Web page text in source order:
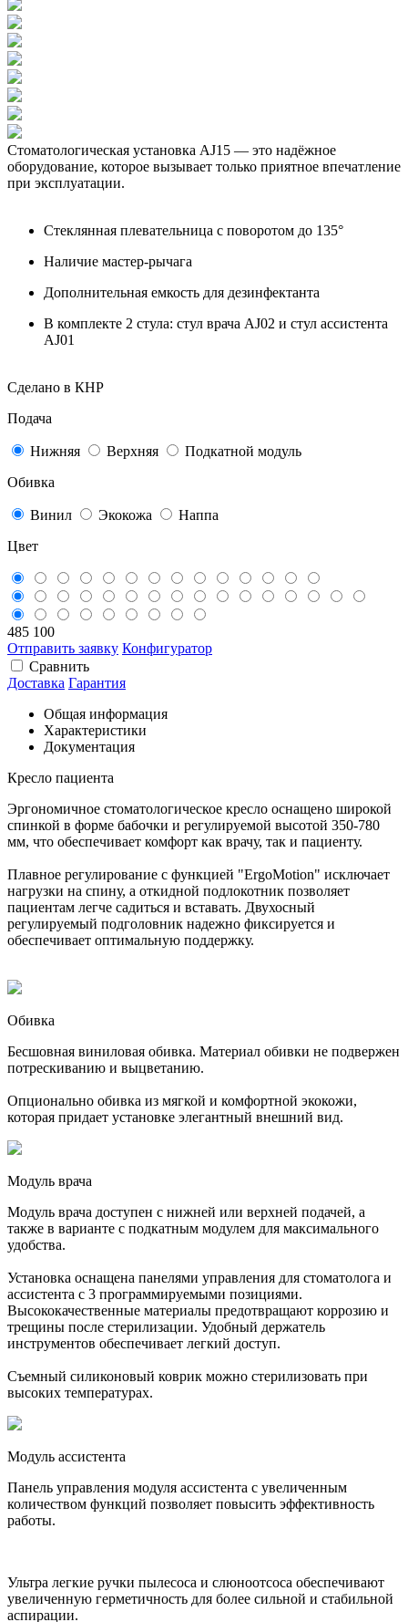
Стоматологическая установка AJ15 — это надёжное
оборудование, которое вызывает только приятное впечатление
при эксплуатации.
Стеклянная плевательница с поворотом до 135°
Наличие мастер-рычага
Дополнительная емкость для дезинфектанта
В комплекте 2 стула: стул врача AJ02 и стул ассистента
AJ01
Сделано в КНР
Подача
Нижняя Верхняя
Подкатной модуль
Обивка
Винил Экокожа
Наппа
Цвет
485 100
Отправить заявку Конфигуратор
Сравнить
Доставка Гарантия
Общая информация
Характеристики
Документация
Кресло пациента
Эргономичное стоматологическое кресло оснащено широкой
спинкой в форме бабочки и регулируемой высотой 350-780
мм, что обеспечивает комфорт как врачу, так и пациенту.
Плавное регулирование с функцией "ErgoMotion" исключает
нагрузки на спину, а откидной подлокотник позволяет
пациентам легче садиться и вставать. Двухосный
регулируемый подголовник надежно фиксируется и
обеспечивает оптимальную поддержку.
Обивка
Бесшовная виниловая обивка. Материал обивки не подвержен
потрескиванию и выцветанию.
Опционально обивка из мягкой и комфортной экокожи,
которая придает установке элегантный внешний вид.
Модуль врача
Модуль врача доступен с нижней или верхней подачей, а
также в варианте с подкатным модулем для максимального
удобства.
Установка оснащена панелями управления для стоматолога и
ассистента с 3 программируемыми позициями.
Высококачественные материалы предотвращают коррозию и
трещины после стерилизации. Удобный держатель
инструментов обеспечивает легкий доступ.
Съемный силиконовый коврик можно стерилизовать при
высоких температурах.
Модуль ассистента
Панель управления модуля ассистента с увеличенным
количеством функций позволяет повысить эффективность
работы.
Ультра легкие ручки пылесоса и слюноотсоса обеспечивают
увеличенную герметичность для более сильной и стабильной
аспирации.